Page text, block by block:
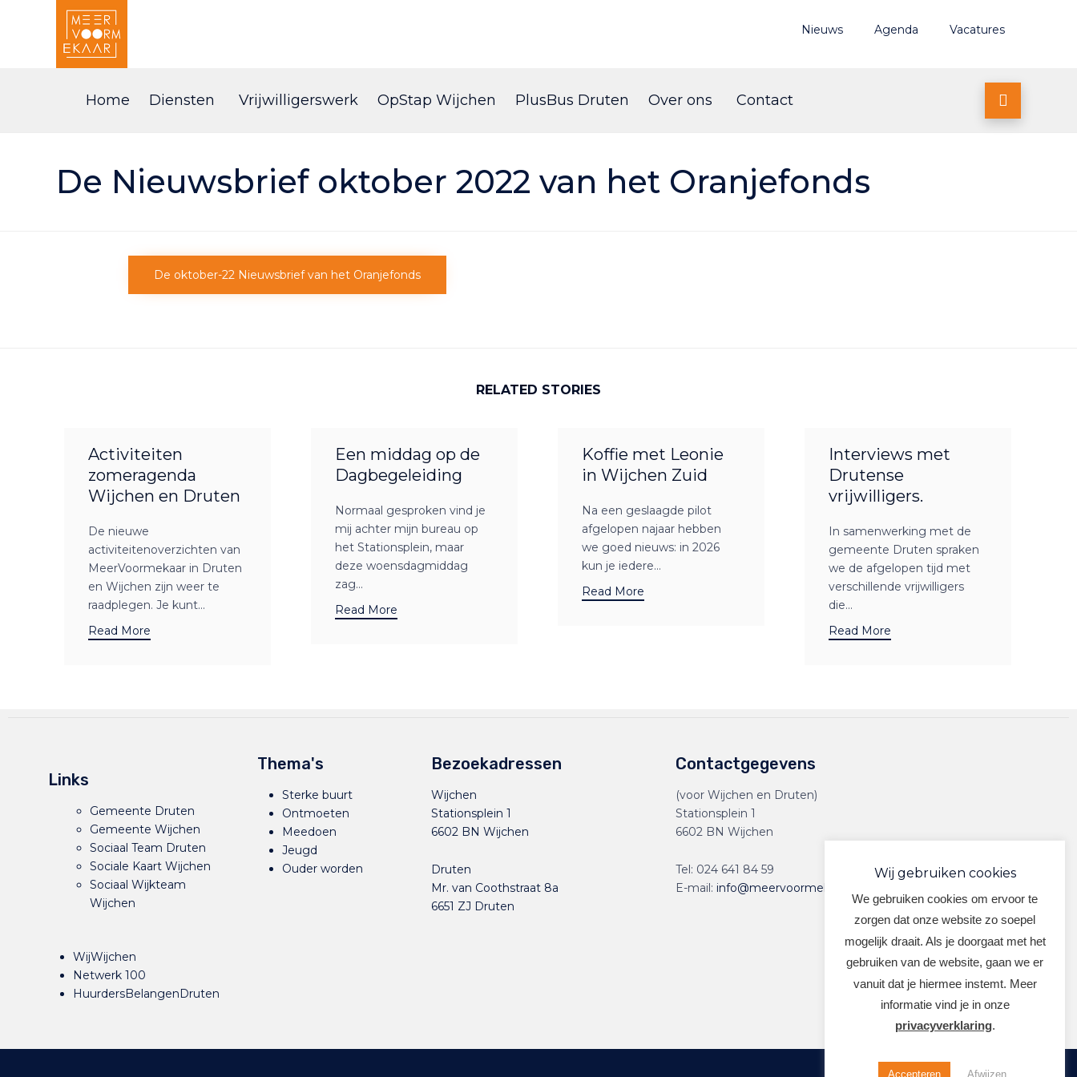
Nieuws Agenda Vacatures
to
Home Diensten Vrijwilligerswerk OpStap Wijchen PlusBus Druten Over ons Contact 
De Nieuwsbrief oktober 2022 van het Oranjefonds
De oktober-22 Nieuwsbrief van het Oranjefonds
RELATED STORIES
Activiteiten
zomeragenda
Wijchen en Druten
De nieuwe
activiteitenoverzichten van
MeerVoormekaar in Druten
en Wijchen zijn weer te
raadplegen. Je kunt...
Read More
Een middag op de
Dagbegeleiding
Normaal gesproken vind je
mij achter mijn bureau op
het Stationsplein, maar
deze woensdagmiddag
zag...
Read More
Koffie met Leonie
in Wijchen Zuid
Na een geslaagde pilot
afgelopen najaar hebben
we goed nieuws: in 2026
kun je iedere...
Read More
Interviews met
Drutense
vrijwilligers.
In samenwerking met de
gemeente Druten spraken
we de afgelopen tijd met
verschillende vrijwilligers
die...
Read More
Links
Gemeente Druten
Gemeente Wijchen
Sociaal Team Druten
Sociale Kaart Wijchen
Sociaal Wijkteam
Wijchen
WijWijchen
Netwerk 100
HuurdersBelangenDruten
Thema's
Sterke buurt
Ontmoeten
Meedoen
Jeugd
Ouder worden
Bezoekadressen
Wijchen
Stationsplein 1
6602 BN Wijchen
Druten
Mr. van Coothstraat 8a
6651 ZJ Druten
Contactgegevens
(voor Wijchen en Druten)
Stationsplein 1
6602 BN Wijchen
Tel: 024 641 84 59
E-mail: info@meervoormekaar.nl
Wij gebruiken cookies
We gebruiken cookies om ervoor te
zorgen dat onze website zo soepel
mogelijk draait. Als je doorgaat met het
gebruiken van de website, gaan we er
vanuit dat je hiermee instemt. Meer
informatie vind je in onze
privacyverklaring.
Accepteren Afwijzen